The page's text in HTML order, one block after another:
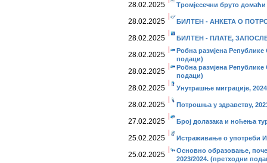
28.02.2025 Тромјесечни бруто домаћи
28.02.2025 БИЛТЕН - АНКЕТА О
28.02.2025 БИЛТЕН - ПЛАТЕ,
28.02.2025
Робна размјена Републике
подаци)
28.02.2025
Робна размјена Републике
подаци)
28.02.2025 Унутрашње миграције,
28.02.2025 Потрошња у здрaвству,
27.02.2025 Број долазака и ноћења
25.02.2025 Истраживање о употреби
25.02.2025
Основно образовање,
2023/2024. (претходни